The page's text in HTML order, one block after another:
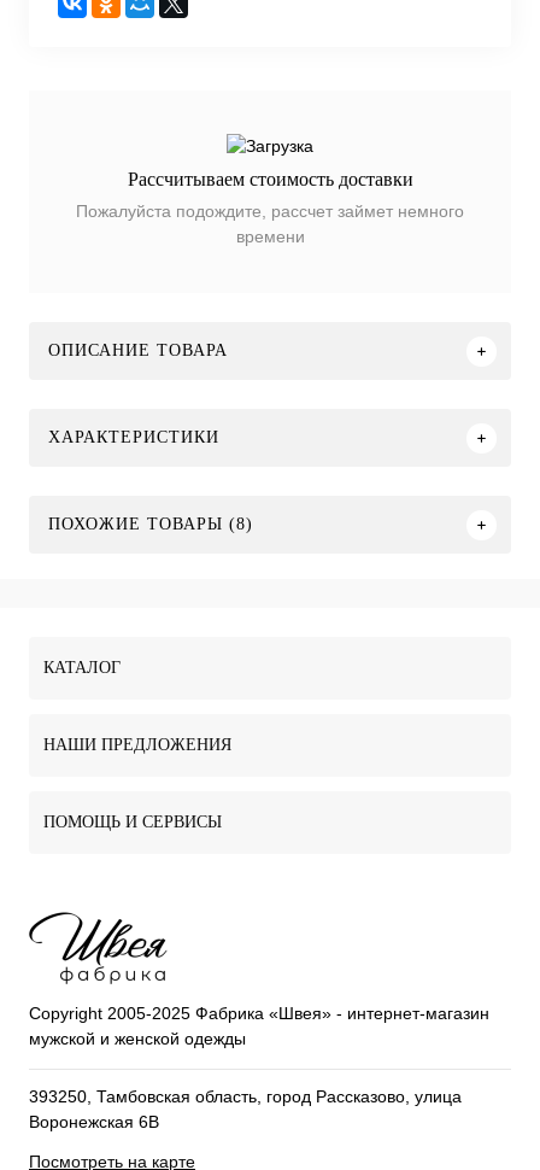
Рассчитываем стоимость доставки
Пожалуйста подождите, рассчет займет немного
времени
ОПИСАНИЕ ТОВАРА
ХАРАКТЕРИСТИКИ
ПОХОЖИЕ ТОВАРЫ (8)
КАТАЛОГ
НАШИ ПРЕДЛОЖЕНИЯ
ПОМОЩЬ И СЕРВИСЫ
Copyright 2005-2025 Фабрика «Швея» - интернет-магазин
мужской и женской одежды
393250, Тамбовская область, город Рассказово, улица
Воронежская 6В
Посмотреть на карте